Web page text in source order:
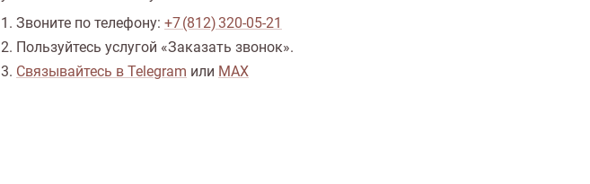
Звоните по телефону: +7 (812) 320‑05‑21
Пользуйтесь услугой «Заказать звонок».
Связывайтесь в Telegram или MAX